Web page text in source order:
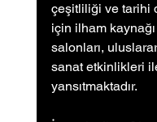
çeşitliliği ve tarihi
için ilham
salonları,
sanat etkinlikleri
yansıtmaktadır.